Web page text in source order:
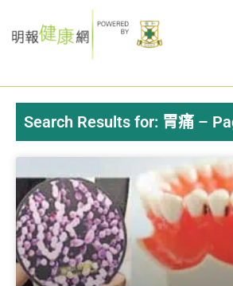
to
Search Results for: 胃痛 –
PagePagePagePage